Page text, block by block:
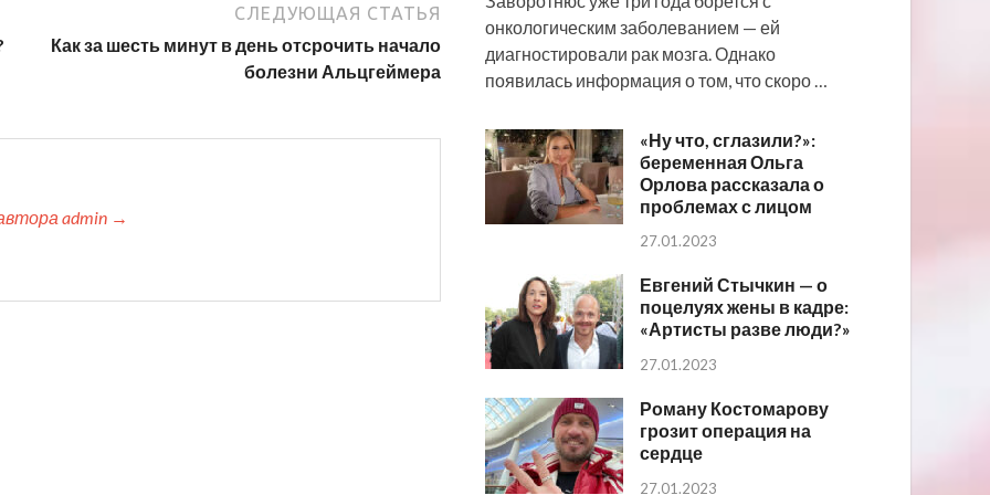
СЛЕДУЮЩАЯ СТАТЬЯ
Как за шесть минут в день отсрочить начало
болезни Альцгеймера
admin →
онкологическим заболеванием — ей
диагностировали рак мозга. Однако
появилась информация о том, что скоро …
«Ну что, сглазили?»:
беременная Ольга
Орлова рассказала о
проблемах с лицом
27.01.2023
Евгений Стычкин — о
поцелуях жены в кадре:
«Артисты разве люди?»
27.01.2023
Роману Костомарову
грозит операция на
сердце
27.01.2023